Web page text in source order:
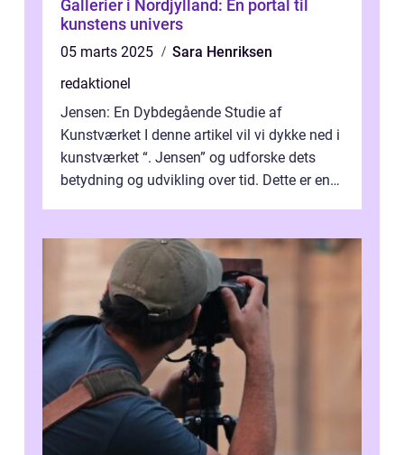
Gallerier i Nordjylland: En portal til
kunstens univers
05 marts 2025
Sara Henriksen
redaktionel
Jensen: En Dybdegående Studie af
Kunstværket I denne artikel vil vi dykke ned i
kunstværket “. Jensen” og udforske dets
betydning og udvikling over tid. Dette er en